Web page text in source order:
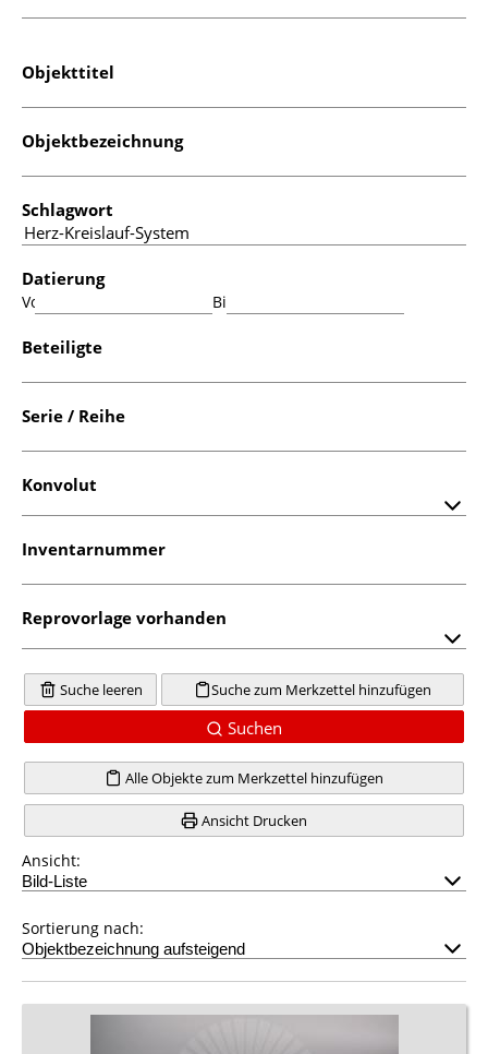
Objekttitel
Objektbezeichnung
Schlagwort
Datierung
Von: Bis:
Beteiligte
Serie / Reihe
Konvolut
Inventarnummer
Reprovorlage vorhanden
Suche leeren Suche zum Merkzettel hinzufügen
Suchen
Alle Objekte zum Merkzettel hinzufügen
Ansicht Drucken
Ansicht:
Sortierung nach: